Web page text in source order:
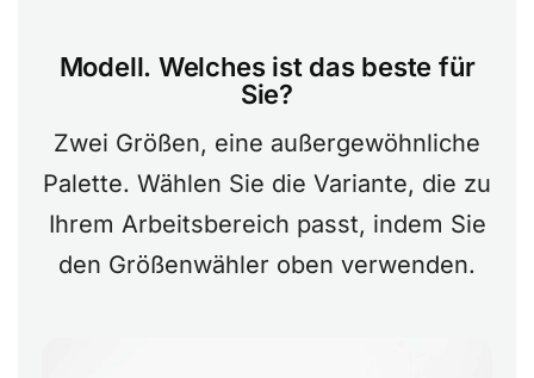
Modell. Welches ist das beste für
Sie?
Zwei Größen, eine außergewöhnliche
Palette. Wählen Sie die Variante, die zu
Ihrem Arbeitsbereich passt, indem Sie
den Größenwähler oben verwenden.